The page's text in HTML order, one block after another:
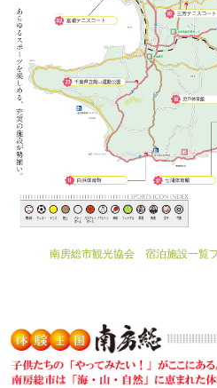
南房総市観光協会 宿泊施設一覧